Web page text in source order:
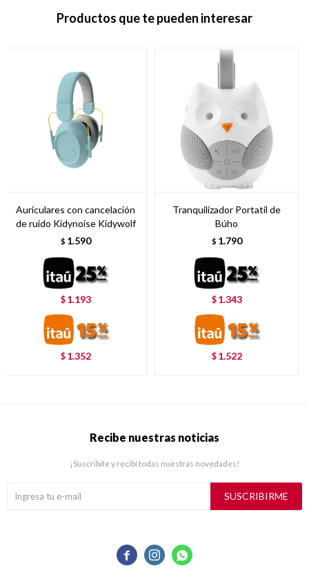
Productos que te pueden interesar
Auriculares con cancelación
de ruido Kidynoise Kidywolf
$ 1.590
$ 1.193
$ 1.352
Tranquilizador Portatil de
Búho
$ 1.790
$ 1.343
$ 1.522
  
Recibe nuestras noticias
¡Suscribite y recibí todas nuestras novedades!
SUSCRIBIRME